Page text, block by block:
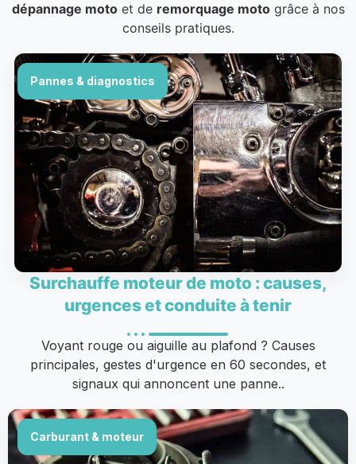
dépannage motoet de remorquage motogrâce à nos
conseils pratiques.
Pannes & diagnostics
Surchauffe moteur de moto : causes,
urgences et conduite à tenir
Voyant rouge ou aiguille au plafond ? Causes
principales, gestes d'urgence en 60 secondes, et
signaux qui annoncent une panne..
Carburant & moteur